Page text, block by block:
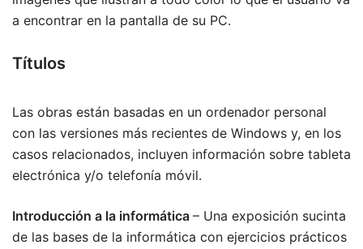
a encontrar en la pantalla de su PC.
Títulos
Las obras están basadas en un ordenador personal
con las versiones más recientes de Windows y, en los
casos relacionados, incluyen información sobre tableta
electrónica y/o telefonía móvil.
Introducción a la informática – Una exposición sucinta
de las bases de la informática con ejercicios prácticos